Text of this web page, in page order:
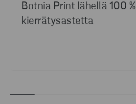
Botnia Print lähellä 100 %
kierrätysastetta